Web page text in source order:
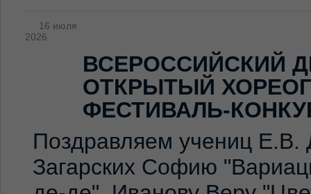
16 июля
2026
ВСЕРОССИЙСКИЙ
ОТКРЫТЫЙ
ФЕСТИВАЛЬ-
Поздравляем учениц Е.В.
Загарских Софию